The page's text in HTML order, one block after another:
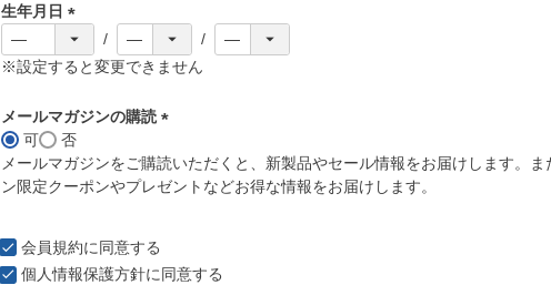
須
生年月日
(
必
)
※設定すると変更できません
メールマガジンの購読
必
須
可
否
メールマガジンをご購読いただくと、新製品やセール情報をお届けします。ま
ン限定クーポンやプレゼントなどお得な情報をお届けします。
会員規約に同意する
個人情報保護方針に同意する